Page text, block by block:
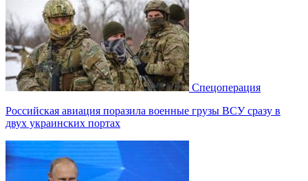
Спецоперация
Российская авиация поразила военные грузы ВСУ сразу в
двух украинских портах